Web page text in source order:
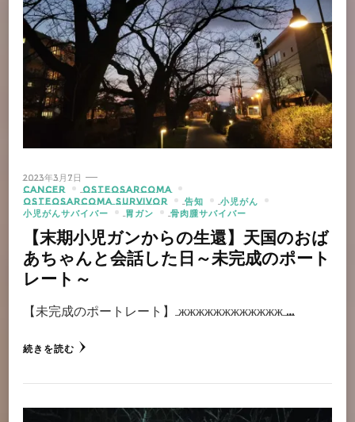
2023年3月7日
CANCER
OSTEOSARCOMA
OSTEOSARCOMA SURVIVOR
告知
小児がん
小児がんサバイバー
胃ガン 骨肉腫サバイバー
【末期小児ガンからの生還】天国のおば
あちゃんと会話した日～未完成のポート
レート～
【未完成のポートレート】 жжжжжжжжжжжж …
続きを読む